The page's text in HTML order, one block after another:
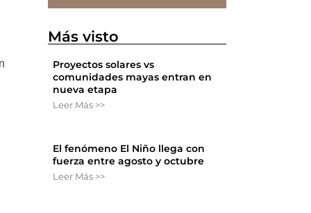
Más visto
Proyectos solares vs
comunidades mayas entran en
nueva etapa
Leer Más >>
El fenómeno El Niño llega con
fuerza entre agosto y octubre
Leer Más >>